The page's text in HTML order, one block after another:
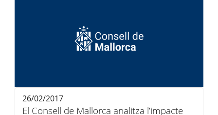
El Consell de Mallorca analitza l’impacte
26/02/2017